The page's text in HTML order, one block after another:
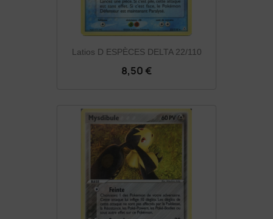
Latios D ESPÈCES DELTA 22/110
8,50 €